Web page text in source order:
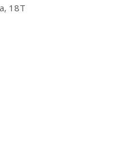
18Т